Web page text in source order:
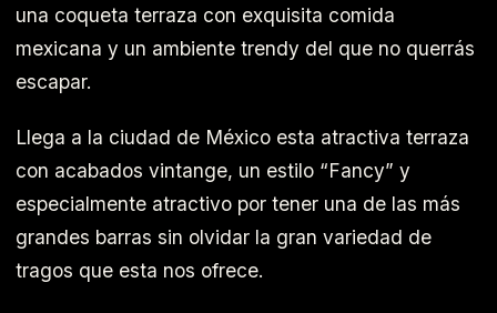
una coqueta terraza con exquisita comida
mexicana y un ambiente trendy del que no querrás
escapar.
Llega a la ciudad de México esta atractiva terraza
con acabados vintange, un estilo “Fancy” y
especialmente atractivo por tener una de las más
grandes barras sin olvidar la gran variedad de
tragos que esta nos ofrece.